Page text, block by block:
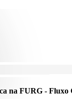
na FURG - Fluxo